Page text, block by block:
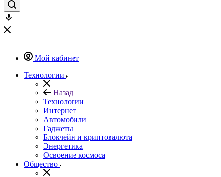
Мой кабинет
Технологии
Назад
Технологии
Интернет
Автомобили
Гаджеты
Блокчейн и криптовалюта
Энергетика
Освоение космоса
Общество